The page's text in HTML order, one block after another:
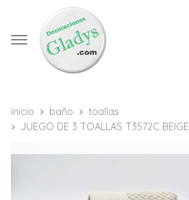
inicio baño
toallas
JUEGO DE 3 TOALLAS T3572C BEIGE